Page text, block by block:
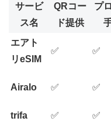
サービ
ス名
QRコー
ド提供
プ
エアト
リeSIM
✅ ✅
Airalo ✅ ✅
trifa
✅ ✅